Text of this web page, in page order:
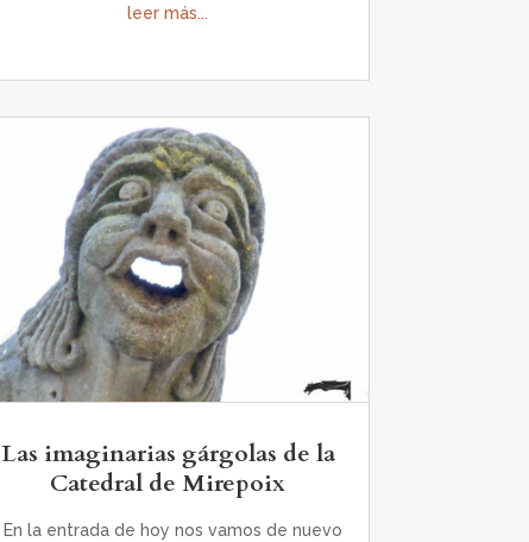
leer más...
Las imaginarias gárgolas de la
Catedral de Mirepoix
En la entrada de hoy nos vamos de nuevo